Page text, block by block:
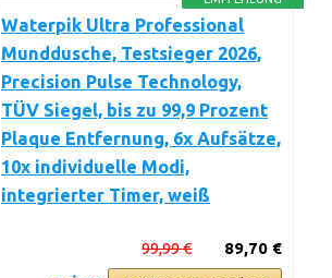
Waterpik Ultra Professional
Munddusche, Testsieger 2026,
Precision Pulse Technology,
TÜV Siegel, bis zu 99,9 Prozent
Plaque Entfernung, 6x Aufsätze,
10x individuelle Modi,
integrierter Timer, weiß
89,70 €
99,99 €